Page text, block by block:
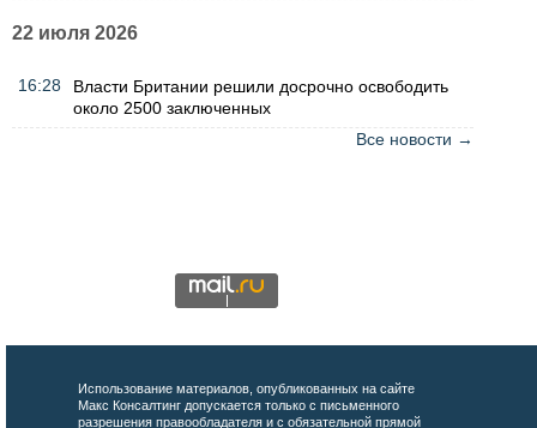
22 июля 2026
16:28
Власти Британии решили досрочно освободить
около 2500 заключенных
Все новости →
Использование материалов, опубликованных на сайте
Макс Консалтинг допускается только с письменного
разрешения правообладателя и с обязательной прямой